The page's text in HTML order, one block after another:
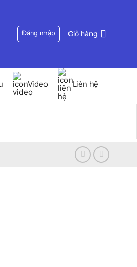
Đăng nhập Giỏ hàng
Video Liên hệ